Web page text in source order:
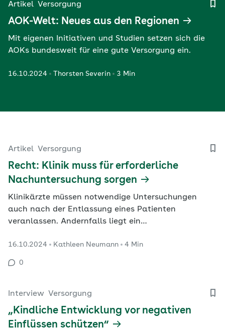
Artikel Versorgung
AOK-Welt: Neues aus den Regionen
Mit eigenen Initiativen und Studien setzen sich die
AOKs bundesweit für eine gute Versorgung ein.
16.10.2024 Thorsten Severin 3 Min
Artikel Versorgung
Recht: Klinik muss für erforderliche
Nachuntersuchung sorgen
Klinikärzte müssen notwendige Untersuchungen
auch nach der Entlassung eines Patienten
veranlassen. Andernfalls liegt ein
16.10.2024 Kathleen Neumann 4 Min
0
Interview Versorgung
„Kindliche Entwicklung vor negativen
Einflüssen schützen“